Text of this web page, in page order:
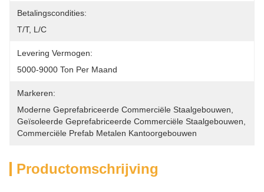
Betalingscondities:
T/T, L/C
Levering Vermogen:
5000-9000 Ton Per Maand
Markeren:
Moderne Geprefabriceerde Commerciële Staalgebouwen
Geïsoleerde Geprefabriceerde Commerciële Staalgebouwen
Commerciële Prefab Metalen Kantoorgebouwen
Productomschrijving